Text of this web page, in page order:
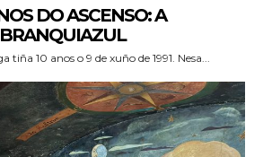
DO ASCENSO: A
tiña 10 anos o 9 de xuño de 1991. Nesa...